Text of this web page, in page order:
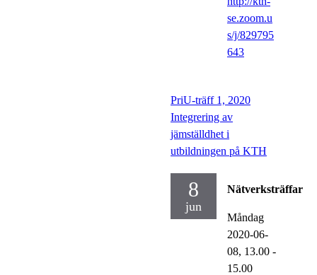
se.zoom.u
s/j/829795
643
PriU-träff 1, 2020
Integrering av
jämställdhet i
utbildningen på KTH
8
jun
Nätverksträffar
Måndag
2020-06-
08, 13.00 -
15.00